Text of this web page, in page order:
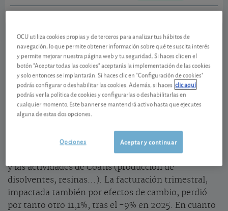
La actividad de Solvay sigue bajo presión
En el primer trimestre,Solvayredujo sus costes en
22 millones de euros. En comparación con finales de
2023, la reducción es de 233 millones. Pero, como era
de esperar, esto sigue siendo insuficiente para
compensar la caída de la actividad. Los volúmenes
vendidos volvieron a caer un 3,3% y los precios de
venta tuvieron que reducirse de nuevo un 5%. La
competencia china persiste en el carbonato de sodio
y las actividades de Coatis (producción de
disolventes, resinas…). La facturación trimestral,
impactada también por efectos de cambio, perdió
por tanto otro 11,1%, tras el -9% en 2025. En cuanto
OCU utiliza cookies propias y de terceros para analizar tus hábitos de
navegación, lo que permite obtener información sobre qué te suscita interés
y permite mejorar nuestra página web y tu seguridad. Si haces clic en el
botón "Aceptar todas las cookies" aceptarás la implementación de las cookies
y solo entonces se implantarán. Si haces clic en "Configuración de cookies"
podrás configurar o deshabilitar las cookies. Además, si haces clic aquí
podrás ver la política de cookies y configurarlas o deshabilitarlas en
cualquier momento. Este banner se mantendrá activo hasta que ejecutes
alguna de estas dos opciones.
Aceptar y continuar
Opciones